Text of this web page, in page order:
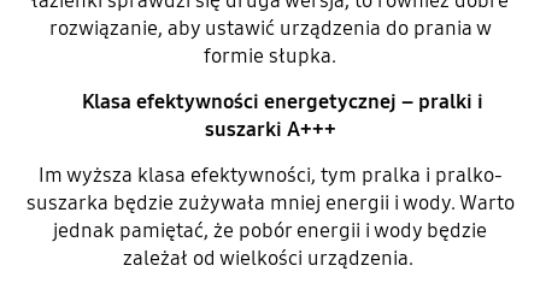
rozwiązanie, aby ustawić urządzenia do prania w
formie słupka.
Klasa efektywności energetycznej – pralki i
suszarki A+++
Im wyższa klasa efektywności, tym pralka i pralko-
suszarka będzie zużywała mniej energii i wody. Warto
jednak pamiętać, że pobór energii i wody będzie
zależał od wielkości urządzenia.